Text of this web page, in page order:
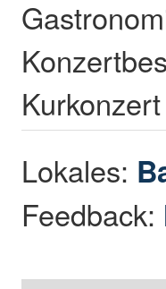
Lokales:
Feedback: